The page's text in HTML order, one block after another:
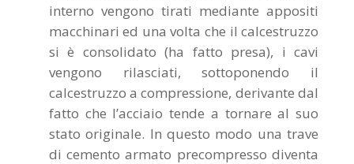
interno vengono tirati mediante appositi
macchinari ed una volta che il calcestruzzo
si è consolidato (ha fatto presa), i cavi
vengono rilasciati, sottoponendo il
calcestruzzo a compressione, derivante dal
fatto che l’acciaio tende a tornare al suo
stato originale. In questo modo una trave
di cemento armato precompresso diventa